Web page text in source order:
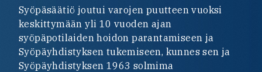
Syöpäsäätiö joutui varojen puutteen vuoksi
keskittymään yli 10 vuoden ajan
syöpäpotilaiden hoidon parantamiseen ja
Syöpäyhdistyksen tukemiseen, kunnes sen ja
Syöpäyhdistyksen 1963 solmima